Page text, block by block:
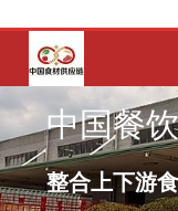
容
中国餐
整合上下游